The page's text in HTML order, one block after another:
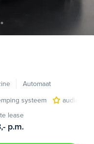
Automaat
systeem
audio
lease
p.m.